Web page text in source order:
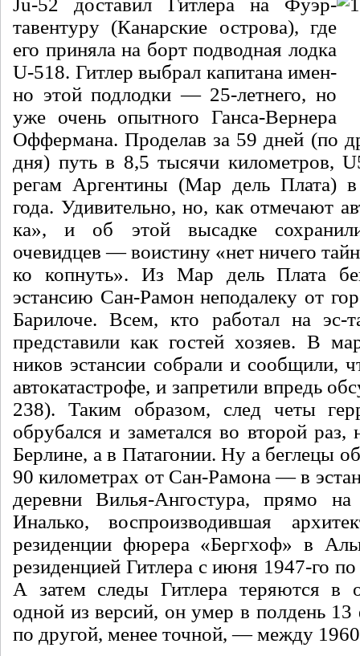
Ju-52 доставил Гитлера на Фуэр-
тавентуру (Канарские острова), где
его приняла на борт подводная лодка
U-518. Гитлер выбрал капитана имен­
но этой подлодки — 25-летнего, но
уже очень опытного Ганса-Вернера
Оффермана. Проделав за 59 дней (по
дня) путь в 8,5 ты­сячи километров,
регам Аргентины (Мар дель Плата)
года. Удивительно, но, как отмечают
ка», и об этой высадке
очевидцев — воисти­ну «нет ничего
ко копнуть». Из Мар дель Плата
эстансию Сан-Рамон неподалеку от
Барилоче. Всем, кто работал на эс-
представили как гостей хозяев. В
ников эстансии собрали и сообщи­ли,
автокатаст­рофе, и запретили впредь
238). Таким образом, след четы
обрубался и заметался во второй
Берлине, а в Патагонии. Ну а беглецы
90 ки­лометрах от Сан-Рамона — в
деревни Вилья-Ангостура, прямо
Иналько, воспроизводившая
резиденции фюре­ра «Бергхоф» в
резиденцией Гитлера с июня 1947-го
А затем следы Гитлера теряются в
одной из версий, он умер в полдень 13
по другой, ме­нее точной, — между